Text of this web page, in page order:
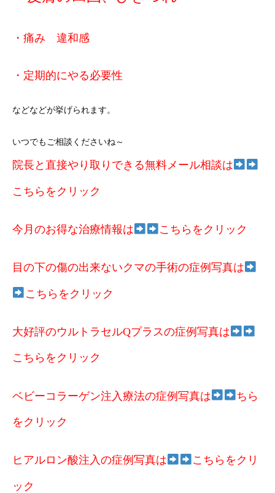
・痛み 違和感
・定期的にやる必要性
などなどが挙げられます。
いつでもご相談くださいね～
院長と直接やり取りできる無料メール相談は
こちらをクリック
今月のお得な治療情報は こちらをクリック
目の下の傷の出来ないクマの手術の症例写真は
こちらをクリック
大好評のウルトラセルQプラスの症例写真は
こちらをクリック
ベビーコラーゲン注入療法の症例写真は ちら
をクリック
ヒアルロン酸注入の症例写真は こちらをクリ
ック